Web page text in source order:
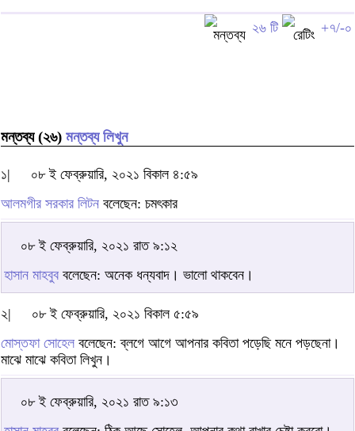
২৬ টি +৭/-০
মন্তব্য (২৬) মন্তব্য লিখুন
১|
০৮ ই ফেব্রুয়ারি, ২০২১ বিকাল ৪:৫৯
আলমগীর সরকার লিটন বলেছেন: চমৎকার
০৮ ই ফেব্রুয়ারি, ২০২১ রাত ৯:১২
হাসান মাহবুব বলেছেন: অনেক ধন্যবাদ। ভালো থাকবেন।
২|
০৮ ই ফেব্রুয়ারি, ২০২১ বিকাল ৫:৫৯
মোস্তফা সোহেল বলেছেন: ব্লগে আগে আপনার কবিতা পড়েছি মনে পড়ছেনা।
মাঝে মাঝে কবিতা লিখুন।
০৮ ই ফেব্রুয়ারি, ২০২১ রাত ৯:১৩